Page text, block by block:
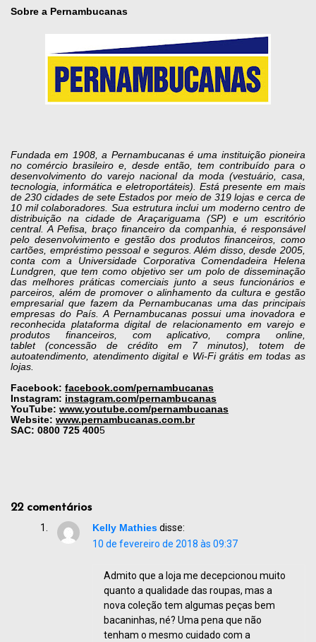
Sobre a Pernambucanas
Fundada em 1908, a Pernambucanas é uma instituição pioneira
no comércio brasileiro e, desde então, tem contribuído para o
desenvolvimento do varejo nacional da moda (vestuário, casa,
tecnologia, informática e eletroportáteis). Está presente em mais
de 230 cidades de sete Estados por meio de 319 lojas e cerca de
10 mil colaboradores. Sua estrutura inclui um moderno centro de
distribuição na cidade de Araçariguama (SP) e um escritório
central. A Pefisa, braço financeiro da companhia, é responsável
pelo desenvolvimento e gestão dos produtos financeiros, como
cartões, empréstimo pessoal e seguros. Além disso, desde 2005,
conta com a Universidade Corporativa Comendadeira Helena
Lundgren, que tem como objetivo ser um polo de disseminação
das melhores práticas comerciais junto a seus funcionários e
parceiros, além de promover o alinhamento da cultura e gestão
empresarial que fazem da Pernambucanas uma das principais
empresas do País. A Pernambucanas possui uma inovadora e
reconhecida plataforma digital de relacionamento em varejo e
produtos financeiros, com aplicativo, compra online,
tablet (concessão de crédito em 7 minutos), totem de
autoatendimento, atendimento digital e Wi-Fi grátis em todas as
lojas.
Facebook: facebook.com/pernambucanas
Instagram: instagram.com/pernambucanas
YouTube: www.youtube.com/pernambucanas
Website: www.pernambucanas.com.br
SAC: 0800 725 4005
22 comentários
Kelly Mathiesdisse:
10 de fevereiro de 2018 às 09:37
Admito que a loja me decepcionou muito
quanto a qualidade das roupas, mas a
nova coleção tem algumas peças bem
bacaninhas, né? Uma pena que não
tenham o mesmo cuidado com a